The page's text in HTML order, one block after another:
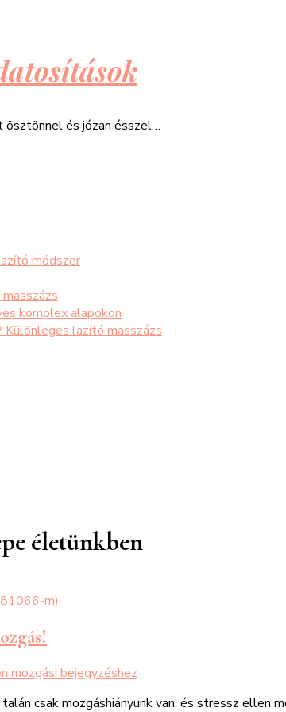
ösztönnel és józan ésszel…
módszer
komplex alapokon
Különleges lazító masszázs
életünkben
mozgás! bejegyzéshez
csak mozgáshiányunk van, és stressz ellen